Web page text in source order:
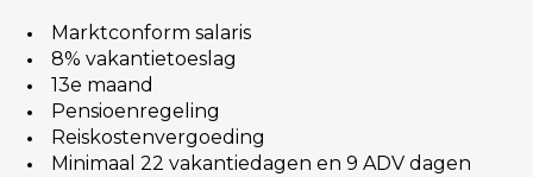
Marktconform salaris
8% vakantietoeslag
13e maand
Pensioenregeling
Reiskostenvergoeding
Minimaal 22 vakantiedagen en 9 ADV dagen